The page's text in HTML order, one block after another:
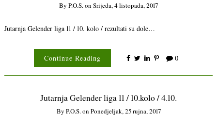
By P.o.s.on Srijeda, 4 listopada, 2017
Jutarnja Gelender liga 11 / 10. kolo / rezultati su dole…
Continue Reading 0
Jutarnja Gelender liga 11 / 10.kolo / 4.10.
By P.o.s.on Ponedjeljak, 25 rujna, 2017